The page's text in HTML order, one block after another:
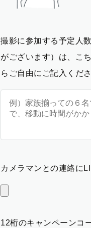
撮影に参加する予定人
がございます）は、こ
らご自由にご記入くださ
カメラマンとの連絡に
12桁のキャンペーンコ